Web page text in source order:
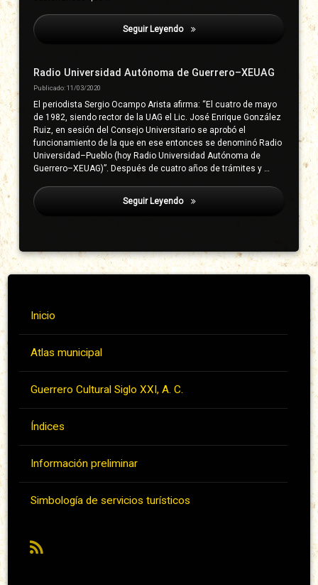
Seguir Leyendo Cuajinicuilapa
Radio Universidad Autónoma de Guerrero–XEUAG
Publicado: 11/03/2020
El periodista Sergio Ocampo Arista afirma: “El cuatro de mayo
de 1982, siendo rector de la UAG el Lic. José Enrique González
Ruiz, en sesión del Consejo Universitario se aprobó el
funcionamiento de la que en ese entonces se denominó Radio
Universidad–Pueblo (hoy Radio Universidad Autónoma de
Guerrero–XEUAG)”. Después de cuatro años de trámites y …
Seguir Leyendo Cuajinicuilapa
Inicio
Atlas municipal
Guerrero Cultural Siglo XXI, A. C.
Índices
Información preliminar
Simbología de servicios turísticos
RSS